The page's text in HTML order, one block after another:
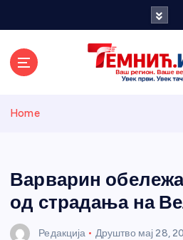
и
Home
Варварин
од страдања на
Редакција Друштво мај 28,